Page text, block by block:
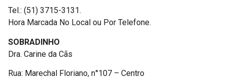
Tel.: (51) 3715-3131.
Hora Marcada No Local ou Por Telefone.
SOBRADINHO
Dra. Carine da Cãs
Rua: Marechal Floriano, n°107 – Centro